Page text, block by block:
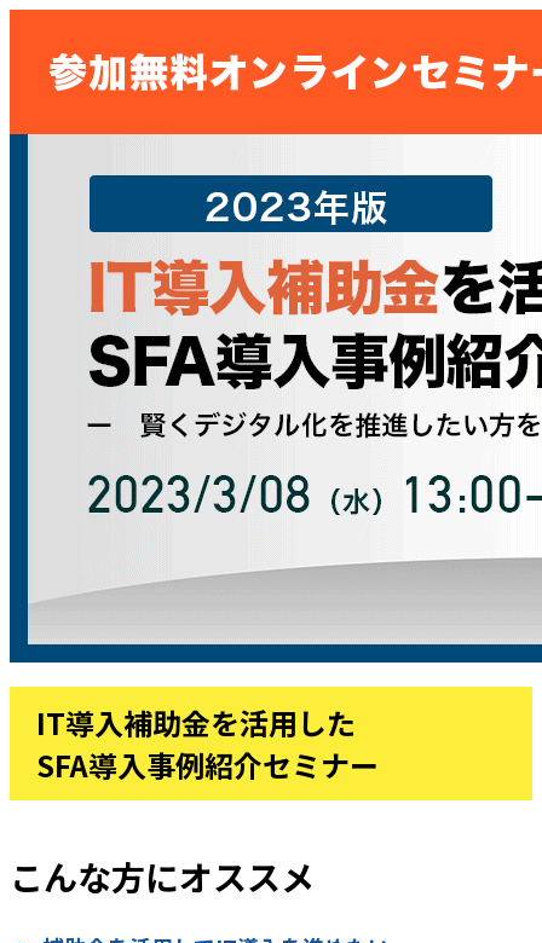
IT導入補助金を活用した
SFA導入事例紹介セミナー
こんな方にオススメ